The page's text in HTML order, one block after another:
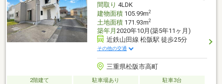
間取り 4LDK
建物面積105.99m2
土地面積171.93m2
築年月 2020年10月(築5年11ヶ月)
近鉄山田線 松阪駅 徒歩25分
その他の交通
三重県松阪市高町
2階建て 駐車場あり
駐車3台